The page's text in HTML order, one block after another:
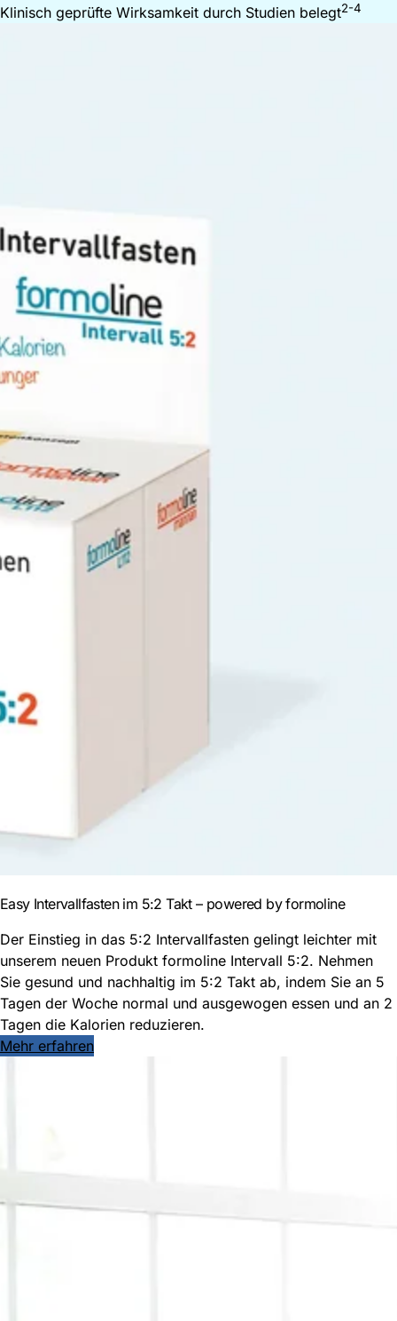
Klinisch geprüfte Wirksamkeit durch Studien belegt2-4
Easy Intervallfasten im 5:2 Takt – powered byformoline
Der Einstieg in das 5:2 Intervallfasten gelingt leichter mit
unserem neuen Produkt formoline Intervall 5:2. Nehmen
Sie gesund und nachhaltig im 5:2 Takt ab, indem Sie an 5
Tagen der Woche normal und ausgewogen essen und an 2
Tagen die Kalorien reduzieren.
Mehr erfahren